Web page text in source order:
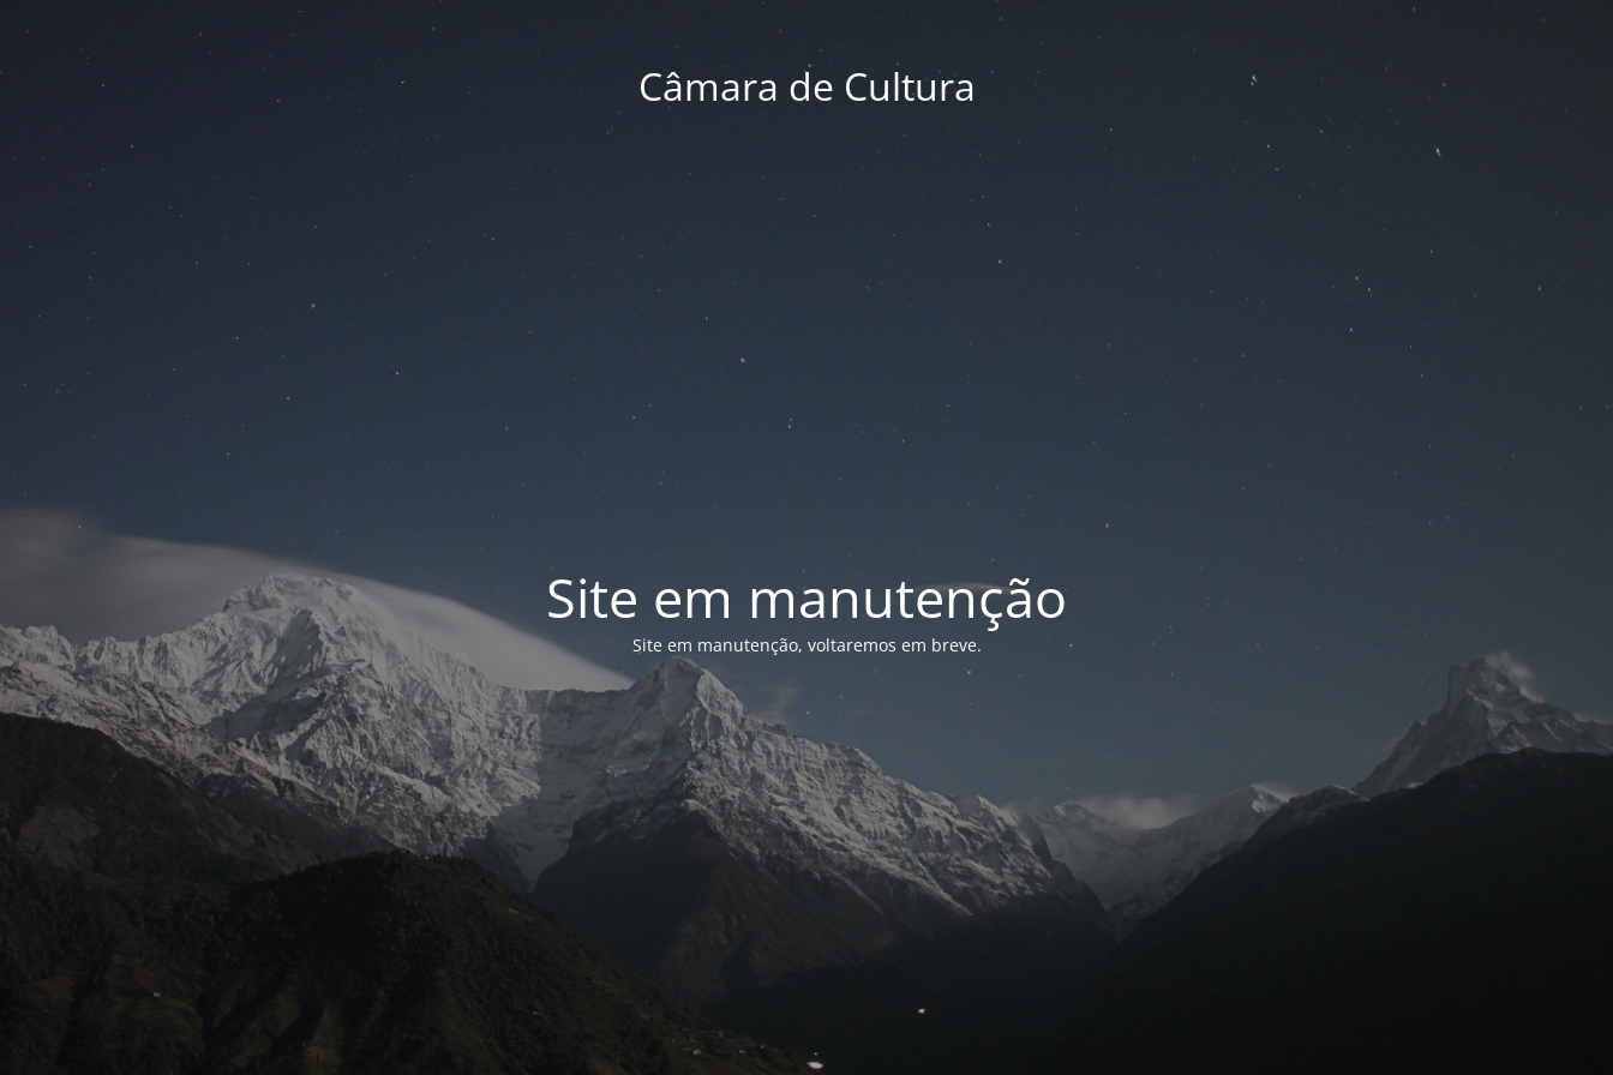
Câmara de Cultura
Site em manutenção
Site em manutenção, voltaremos em breve.